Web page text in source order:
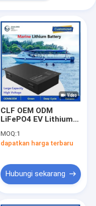
CLF OEM ODM
LiFePO4 EV Lithium
Waterproof 96V 120V
360V 100ah 200Ah
Kapal EV Tegangan
Tinggi
MOQ:1
dapatkan harga terbaru
Hubungi sekarang